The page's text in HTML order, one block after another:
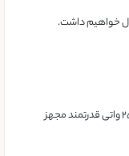
خواهیم داشت.
این پرده از نوع Electric طراحی شده و به یک موتور ۲۵ واتی قدرتمند مجهز